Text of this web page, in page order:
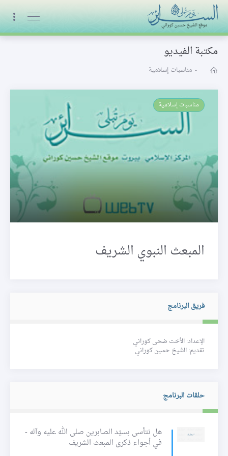
البث المباشر
مكتبة الفيديو
- مناسبات إسلامية
مناسبات إسلامية
المبعث النبوي الشريف
فريق البرنامج
الإعداد:الأخت ضحى كوراني
تقديم:الشيخ حسين كوراني
حلقات البرنامج
هل نتأسى بسيّد الصابرين صلى الله عليه وآله -
في أجواء ذكرى المبعث الشريف